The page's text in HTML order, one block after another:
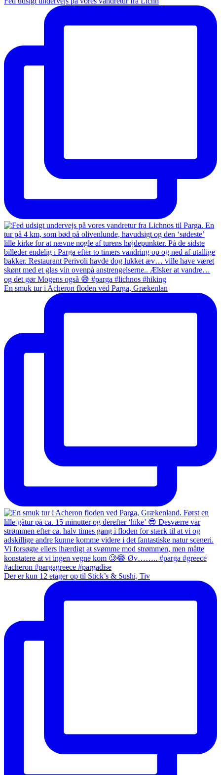
En smuk tur i Acheron floden ved Parga, Grækenlan
Der er kun 12 etager op til Stick’s & Sushi, Tiv